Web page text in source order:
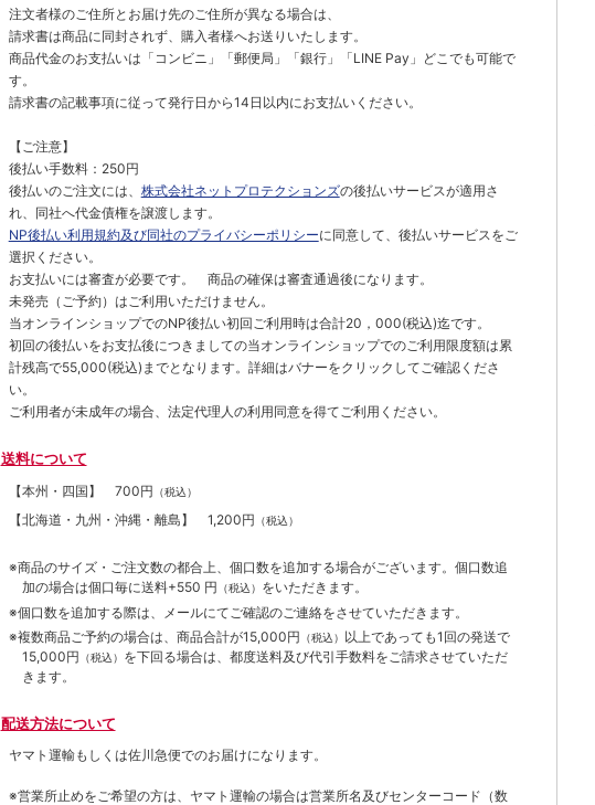
注文者様のご住所とお届け先のご住所が異なる場合は、
請求書は商品に同封されず、購入者様へお送りいたします。
商品代金のお支払いは「コンビニ」「郵便局」「銀行」「LINE Pay」どこでも可能で
す。
請求書の記載事項に従って発行日から14日以内にお支払いください。
【ご注意】
後払い手数料：250円
後払いのご注文には、 株式会社ネットプロテクションズの後払いサービスが適用さ
れ、同社へ代金債権を譲渡します。
NP後払い利用規約及び同社のプライバシーポリシーに同意して、後払いサービスをご
選択ください。
お支払いには審査が必要です。 商品の確保は審査通過後になります。
未発売（ご予約）はご利用いただけません。
当オンラインショップでのNP後払い初回ご利用時は合計20，000(税込)迄です。
初回の後払いをお支払後につきましての当オンラインショップでのご利用限度額は累
計残高で55,000(税込)までとなります。詳細はバナーをクリックしてご確認くださ
い。
ご利用者が未成年の場合、法定代理人の利用同意を得てご利用ください。
送料について
【本州・四国】 700円 （税込）
【北海道・九州・沖縄・離島】 1,200円 （税込）
※商品のサイズ・ご注文数の都合上、個口数を追加する場合がございます。個口数追
加の場合は個口毎に送料+550 円 （税込） をいただきます。
※個口数を追加する際は、メールにてご確認のご連絡をさせていただきます。
※複数商品ご予約の場合は、商品合計が15,000円 （税込） 以上であっても1回の発送で
15,000円 （税込） を下回る場合は、都度送料及び代引手数料をご請求させていただ
きます。
配送方法について
ヤマト運輸もしくは佐川急便でのお届けになります。
※営業所止めをご希望の方は、ヤマト運輸の場合は営業所名及びセンターコード（数